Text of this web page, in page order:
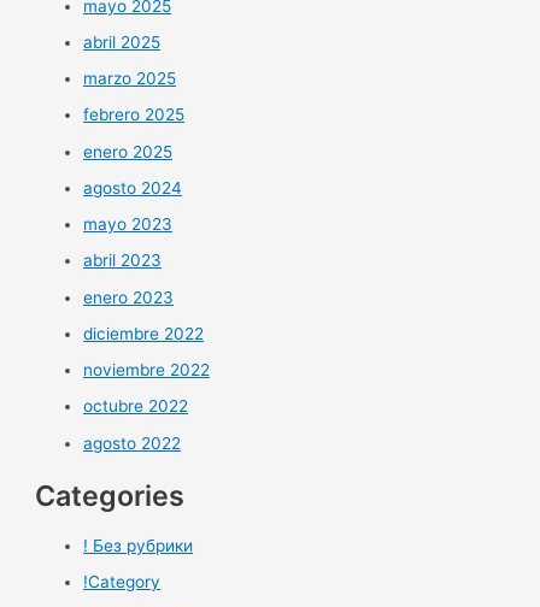
mayo 2025
abril 2025
marzo 2025
febrero 2025
enero 2025
agosto 2024
mayo 2023
abril 2023
enero 2023
diciembre 2022
noviembre 2022
octubre 2022
agosto 2022
Categories
! Без рубрики
!Category